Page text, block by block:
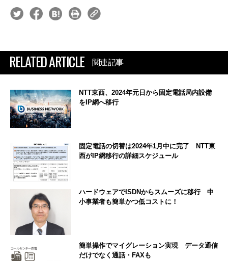
RELATED ARTICLE 関連記事
NTT東西、2024年元日から固定電話局内設備
をIP網へ移行
固定電話の切替は2024年1月中に完了 NTT東
西がIP網移行の詳細スケジュール
ハードウェアでISDNからスムーズに移行 中
小事業者も簡単かつ低コストに！
簡単操作でマイグレーション実現 データ通信
だけでなく通話・FAXも